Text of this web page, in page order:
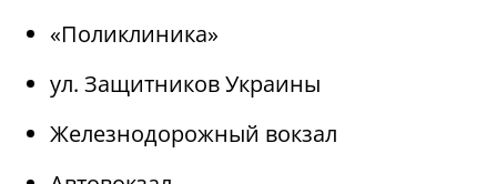
«Поликлиника»
ул. Защитников Украины
Железнодорожный вокзал